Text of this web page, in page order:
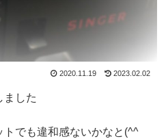
2020.11.19 2023.02.02
ました
でも違和感ないかなと(^^ゞ